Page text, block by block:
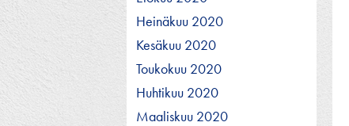
Heinäkuu 2020
Kesäkuu 2020
Toukokuu 2020
Huhtikuu 2020
Maaliskuu 2020